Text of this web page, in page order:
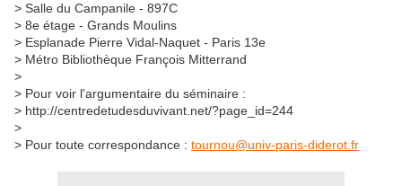
> Salle du Campanile - 897C
> 8e étage - Grands Moulins
> Esplanade Pierre Vidal-Naquet - Paris 13e
> Métro Bibliothèque François Mitterrand
>
> Pour voir l'argumentaire du séminaire :
> http://centredetudesduvivant.net/?page_id=244
>
> Pour toute correspondance : tournou@univ-paris-diderot.fr